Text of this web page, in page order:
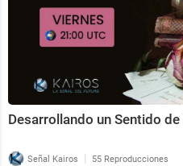
Desarrollando un Sentido
Señal Kairos | 55 Reproducciones